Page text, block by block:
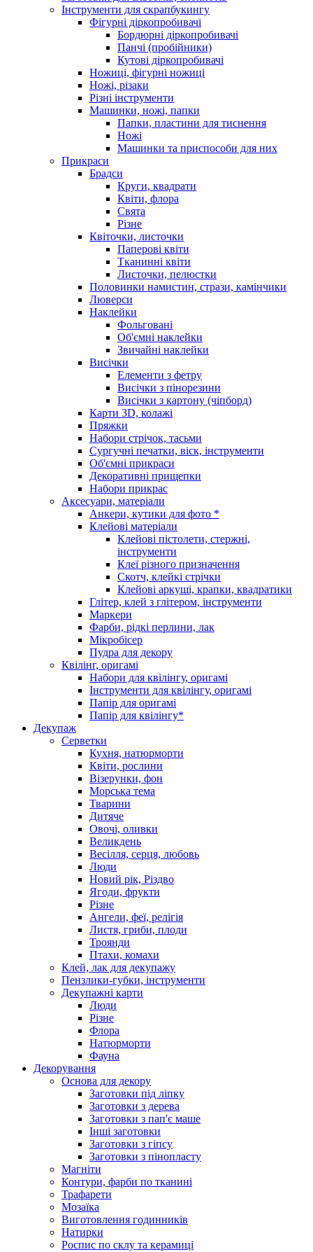
Інструменти для скрапбукингу
Фігурні діркопробивачі
Бордюрні діркопробивачі
Панчі (пробійники)
Кутові діркопробивачі
Ножиці, фігурні ножиці
Ножі, різаки
Різні інструменти
Машинки, ножі, папки
Папки, пластини для тиснення
Ножі
Машинки та приспособи для них
Прикраси
Брадси
Круги, квадрати
Квіти, флора
Свята
Різне
Квіточки, листочки
Паперові квіти
Тканинні квіти
Листочки, пелюстки
Половинки намистин, стрази, камінчики
Люверси
Наклейки
Фольговані
Об'ємні наклейки
Звичайні наклейки
Висічки
Елементи з фетру
Висічки з пінорезини
Висічки з картону (чіпборд)
Карти 3D, колажі
Пряжки
Набори стрічок, тасьми
Сургучні печатки, віск, інструменти
Об'ємні прикраси
Декоративні прищепки
Набори прикрас
Аксесуари, матеріали
Анкери, кутики для фото *
Клейові матеріали
Клейові пістолети, стержні,
інструменти
Клеї різного призначення
Скотч, клейкі стрічки
Клейові аркуші, крапки, квадратики
Глітер, клей з глітером, інструменти
Маркери
Фарби, рідкі перлини, лак
Мікробісер
Пудра для декору
Квілінг, оригамі
Набори для квілінгу, оригамі
Інструменти для квілінгу, оригамі
Папір для оригамі
Папір для квілінгу*
Декупаж
Серветки
Кухня, натюрморти
Квіти, рослини
Візерунки, фон
Морська тема
Тварини
Дитяче
Овочі, оливки
Великдень
Весілля, серця, любовь
Люди
Новий рік, Різдво
Ягоди, фрукти
Різне
Ангели, феї, релігія
Листя, гриби, плоди
Троянди
Птахи, комахи
Клей, лак для декупажу
Пензлики-губки, інструменти
Декупажні карти
Люди
Різне
Флора
Натюрморти
Фауна
Декорування
Основа для декору
Заготовки під ліпку
Заготовки з дерева
Заготовки з пап'є маше
Інші заготовки
Заготовки з гіпсу
Заготовки з пінопласту
Магніти
Контури, фарби по тканині
Трафарети
Мозаїка
Виготовлення годинників
Натирки
Роспис по склу та керамиці